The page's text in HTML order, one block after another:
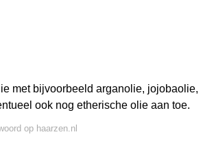
met bijvoorbeeld arganolie, jojobaolie,
ook nog etherische olie aan toe.
op haarzen.nl